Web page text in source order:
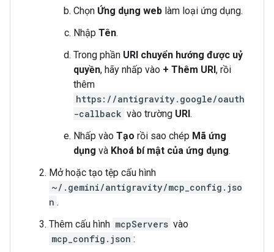
Chọn Ứng dụng web làm loại ứng dụng.
Nhập Tên.
Trong phần URI chuyển hướng được uỷ
quyền, hãy nhấp vào + Thêm URI, rồi
thêm
https://antigravity.google/oauth
-callback vào trường URI.
Nhấp vào Tạo rồi sao chép Mã ứng
dụng và Khoá bí mật của ứng dụng.
Mở hoặc tạo tệp cấu hình
~/.gemini/antigravity/mcp_config.jso
n .
Thêm cấu hình mcpServers vào
mcp_config.json :